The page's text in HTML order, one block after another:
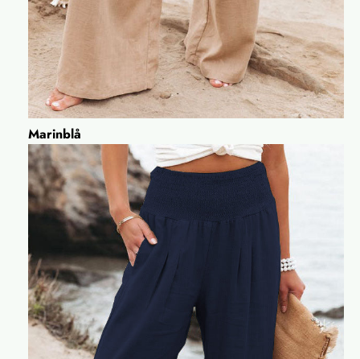
Marinblå